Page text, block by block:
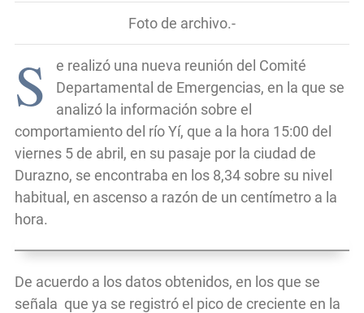
Foto de archivo.-
S
e realizó una nueva reunión del Comité
Departamental de Emergencias, en la que se
analizó la información sobre el
comportamiento del río Yí, que a la hora 15:00 del
viernes 5 de abril, en su pasaje por la ciudad de
Durazno, se encontraba en los 8,34 sobre su nivel
habitual, en ascenso a razón de un centímetro a la
hora.
De acuerdo a los datos obtenidos, en los que se
señala que ya se registró el pico de creciente en la